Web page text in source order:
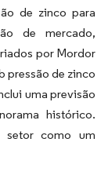
de zinco para
de mercado,
por Mordor
pressão de zinco
uma previsão
histórico.
setor como um